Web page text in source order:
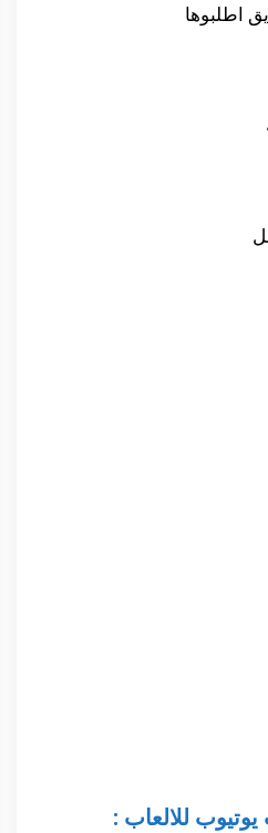
اطلبوها
للالعاب :